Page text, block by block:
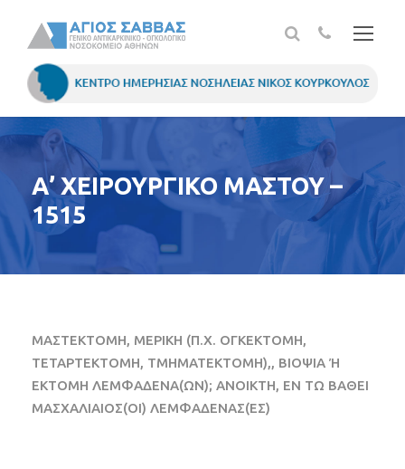
Α’ ΧΕΙΡΟΥΡΓΙΚΟ ΜΑΣΤΟΥ –
1515
ΜΑΣΤΕΚΤΟΜΗ, ΜΕΡΙΚΗ (Π.Χ. ΟΓΚΕΚΤΟΜΗ,
ΤΕΤΑΡΤΕΚΤΟΜΗ, ΤΜΗΜΑΤΕΚΤΟΜΗ),, ΒΙΟΨΙΑ Ή
ΕΚΤΟΜΗ ΛΕΜΦΑΔΕΝΑ(ΩΝ); ΑΝΟΙΚΤΗ, ΕΝ ΤΩ ΒΑΘΕΙ
ΜΑΣΧΑΛΙΑΙΟΣ(ΟΙ) ΛΕΜΦΑΔΕΝΑΣ(ΕΣ)